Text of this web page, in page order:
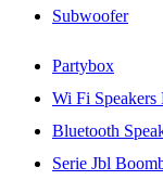
Subwoofer
Partybox
Wi Fi
Bluetooth
Serie Jbl